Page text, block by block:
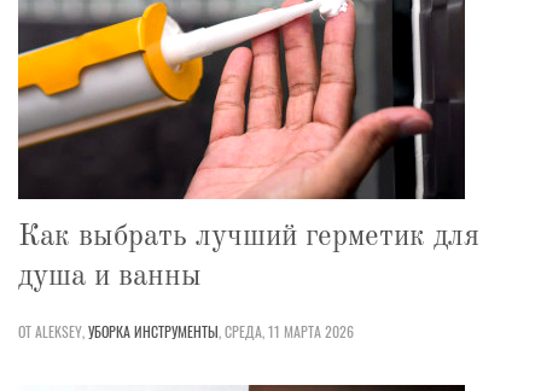
Как выбрать лучший герметик для
душа и ванны
ОТ ALEKSEY,УБОРКАИНСТРУМЕНТЫ,СРЕДА, 11 МАРТА 2026